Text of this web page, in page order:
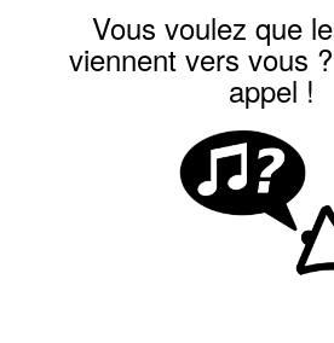
Vous voulez que
viennent vers vous
appel !